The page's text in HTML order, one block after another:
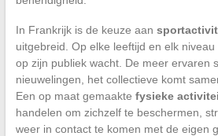
In Frankrijk is de keuze aan
uitgebreid. Op elke leeftijd en elk
op zijn publiek wacht. De meer ervaren
nieuwelingen, het collectieve komt
Een op maat gemaakte fysieke
handelen om zichzelf te beschermen,
weer in contact te komen met de eigen